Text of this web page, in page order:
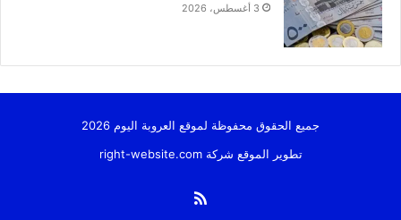
3 أغسطس، 2026
جميع الحقوق محفوظة لموقع العروبة اليوم 2026
تطوير الموقع شركةright-website.com
ملخص